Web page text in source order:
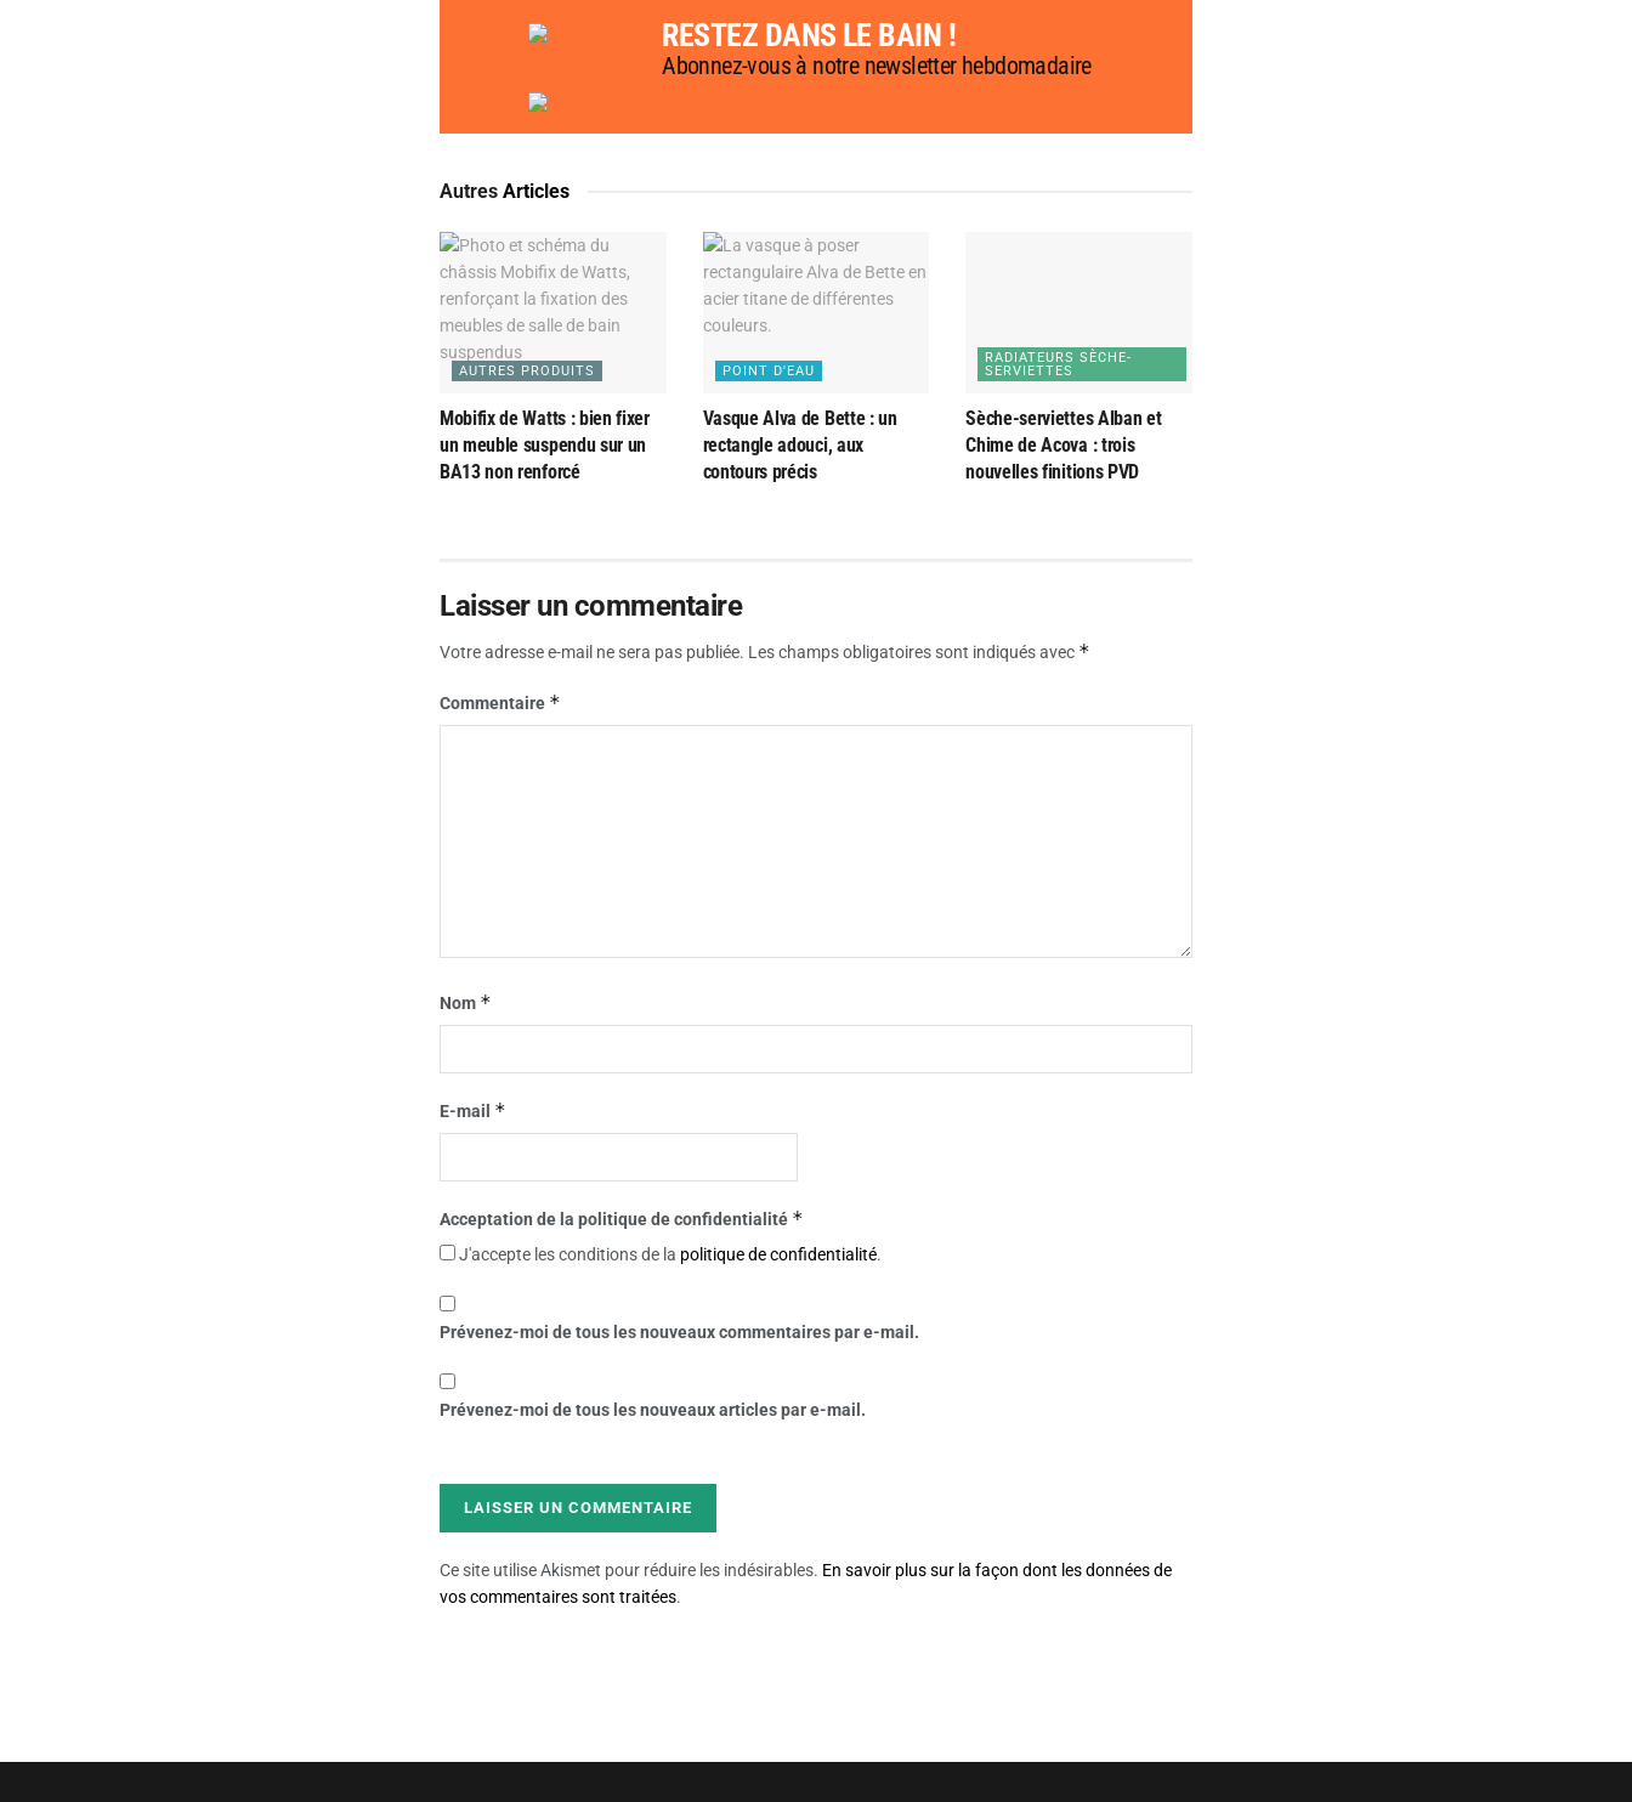
RESTEZ DANS LE BAIN !
Abonnez-vous à notre newsletter hebdomadaire
Autres Articles
AUTRES PRODUITS
Mobifix de Watts : bien fixer
un meuble suspendu sur un
BA13 non renforcé
POINT D'EAU
Vasque Alva de Bette : un
rectangle adouci, aux
contours précis
RADIATEURS SÈCHE-
SERVIETTES
Sèche-serviettes Alban et
Chime de Acova : trois
nouvelles finitions PVD
Laisser un commentaire
Votre adresse e-mail ne sera pas publiée. Les champs obligatoires sont indiqués avec *
Commentaire *
Nom *
E-mail *
Acceptation de la politique de confidentialité *
J'accepte les conditions de la politique de confidentialité.
Prévenez-moi de tous les nouveaux commentaires par e-mail.
Prévenez-moi de tous les nouveaux articles par e-mail.
Ce site utilise Akismet pour réduire les indésirables. En savoir plus sur la façon dont les données de
vos commentaires sont traitées.